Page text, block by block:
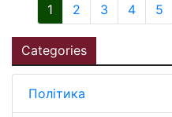
1 2 3 4 5
Categories
Політика